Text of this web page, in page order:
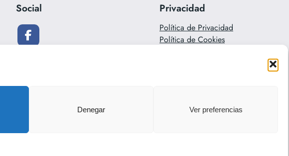
Denegar Ver preferencias
Social Privacidad
Política de Privacidad
Política de Cookies